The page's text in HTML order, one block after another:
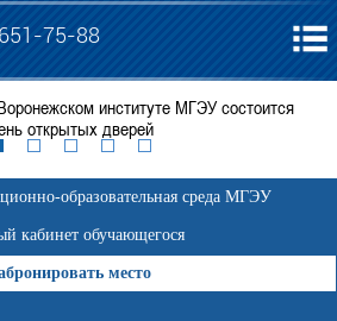
75-88
институте МГЭУ состоится
открытых дверей
образовательная среда МГЭУ
кабинет обучающегося
место